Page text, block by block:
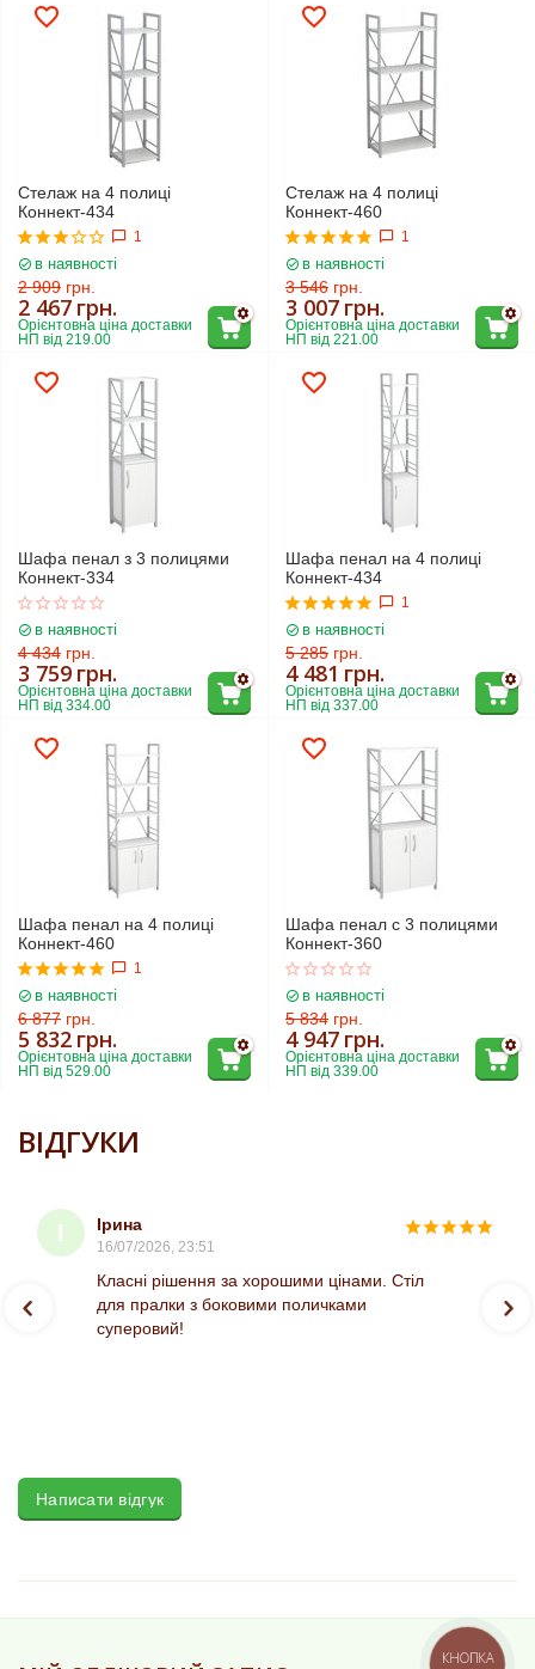
Стелаж на 4 полиці
Коннект-434
1
в наявності
2 909 грн.
2 467 грн.
Орієнтовна ціна доставки
НП від 219.00
Стелаж на 4 полиці
Коннект-460
1
в наявності
3 546 грн.
3 007 грн.
Орієнтовна ціна доставки
НП від 221.00
Шафа пенал з 3 полицями
Коннект-334
в наявності
4 434 грн.
3 759 грн.
Орієнтовна ціна доставки
НП від 334.00
Шафа пенал на 4 полиці
Коннект-434
1
в наявності
5 285 грн.
4 481 грн.
Орієнтовна ціна доставки
НП від 337.00
Шафа пенал на 4 полиці
Коннект-460
1
в наявності
6 877 грн.
5 832 грн.
Орієнтовна ціна доставки
НП від 529.00
Шафа пенал с 3 полицями
Коннект-360
в наявності
5 834 грн.
4 947 грн.
Орієнтовна ціна доставки
НП від 339.00
ВІДГУКИ
І Ірина
16/07/2026, 23:51
Класні рішення за хорошими цінами. Стіл
для пралки з боковими поличками
суперовий!
Написати відгук
КНОПКА